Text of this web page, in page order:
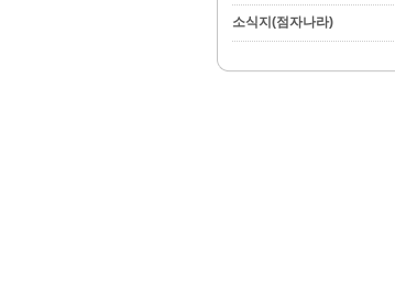
소식지(점자나라)